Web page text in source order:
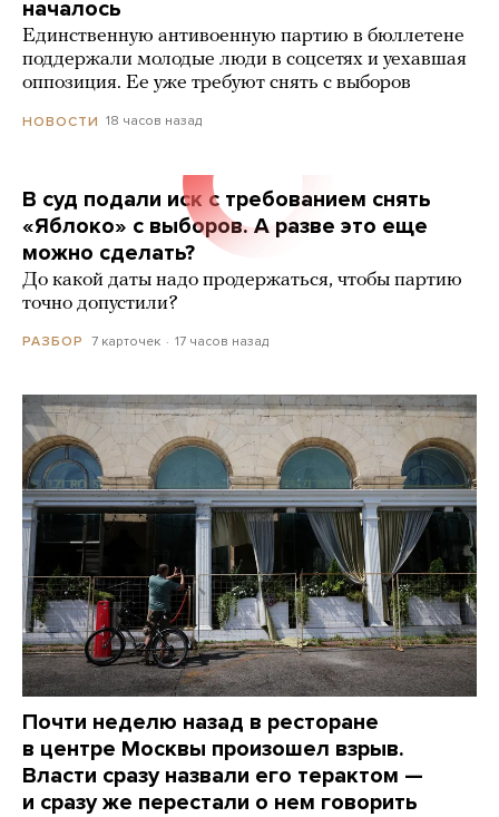
началось
Единственную антивоенную партию в бюллетене
поддержали молодые люди в соцсетях и уехавшая
оппозиция. Ее уже требуют снять с выборов
НОВОСТИ 18 часов назад
В суд подали иск с требованием снять
«Яблоко» с выборов. А разве это еще
можно сделать?
До какой даты надо продержаться, чтобы партию
точно допустили?
РАЗБОР 7 карточек 17 часов назад
Почти неделю назад в ресторане
в центре Москвы произошел взрыв.
Власти сразу назвали его терактом —
и сразу же перестали о нем говорить